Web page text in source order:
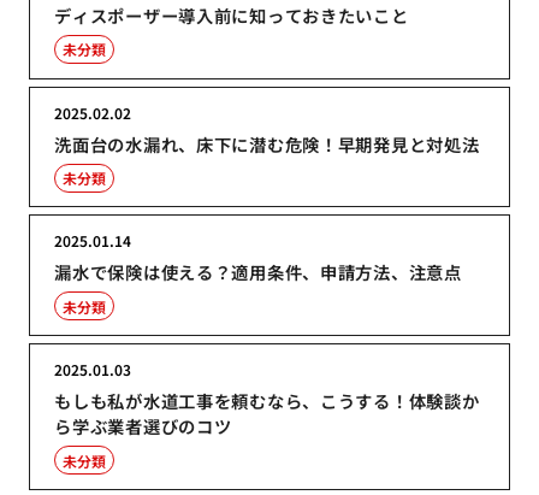
ディスポーザー導入前に知っておきたいこと
未分類
洗面台の水漏れ、床下に潜む危険！早期発見と対処法
2025.02.02
未分類
漏水で保険は使える？適用条件、申請方法、注意点
2025.01.14
未分類
もしも私が水道工事を頼むなら、こうする！体験談か
ら学ぶ業者選びのコツ
2025.01.03
未分類